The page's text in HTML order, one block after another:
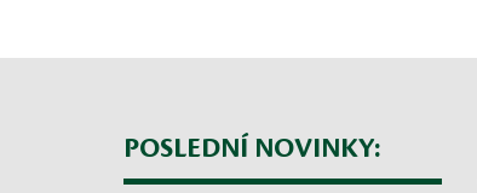
POSLEDNÍ NOVINKY: